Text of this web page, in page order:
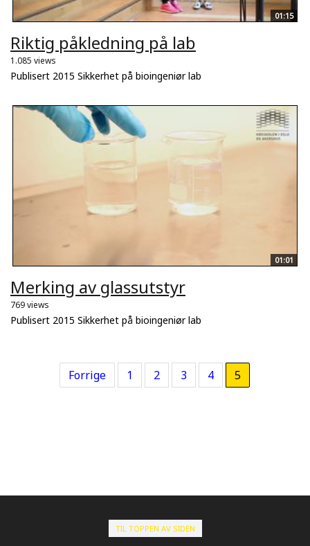
01:15
Riktig påkledning på lab
1.085 views
Publisert 2015 Sikkerhet på bioingeniør lab
01:01
Merking av glassutstyr
769 views
Publisert 2015 Sikkerhet på bioingeniør lab
Forrige 1 2 3 4 5
TIL TOPPEN AV SIDEN